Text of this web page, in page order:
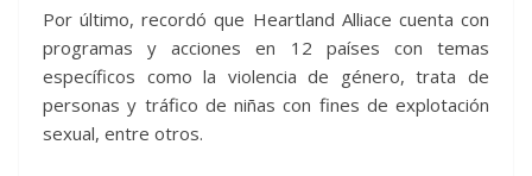
Por último, recordó que Heartland Alliace cuenta con
programas y acciones en 12 países con temas
específicos como la violencia de género, trata de
personas y tráfico de niñas con fines de explotación
sexual, entre otros.